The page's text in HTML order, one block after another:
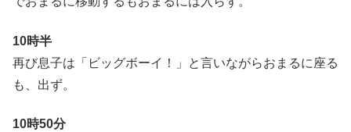
10時半
再び息子は「ビッグボーイ！」と言いながらおまるに座る
も、出ず。
10時50分